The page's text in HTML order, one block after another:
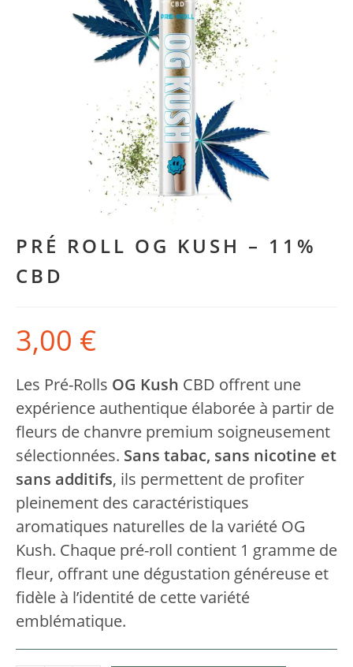
PRÉ ROLL OG KUSH – 11%
CBD
3,00 €
Les Pré-Rolls OG Kush CBD offrent une
expérience authentique élaborée à partir de
fleurs de chanvre premium soigneusement
sélectionnées. Sans tabac, sans nicotine et
sans additifs, ils permettent de profiter
pleinement des caractéristiques
aromatiques naturelles de la variété OG
Kush. Chaque pré-roll contient 1 gramme de
fleur, offrant une dégustation généreuse et
fidèle à l’identité de cette variété
emblématique.